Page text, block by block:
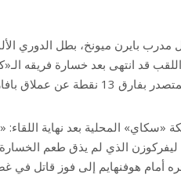
قبل سبع مراحل على النهاية.
«سكاي» المحلية بعد نهاية اللقاء:
هوفنهايم إلى فوز قاتل في غضون 3 دقائق ليخرج